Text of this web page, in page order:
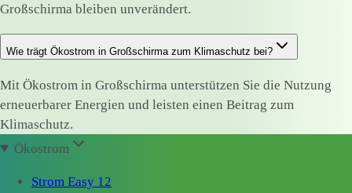
Großschirma bleiben unverändert.
Wie trägt Ökostrom in Großschirma zum Klimaschutz bei?
Mit Ökostrom in Großschirma unterstützen Sie die Nutzung
erneuerbarer Energien und leisten einen Beitrag zum
Klimaschutz.
Ökostrom
Strom Easy 12